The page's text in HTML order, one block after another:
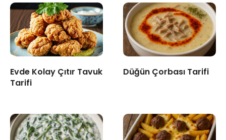
Evde Kolay Çıtır Tavuk
Tarifi
Düğün Çorbası Tarifi